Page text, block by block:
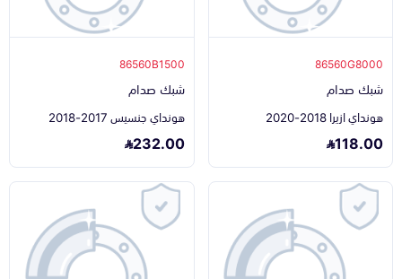
86560G8000
شبك صدام
هونداي ازيرا 2018-2020
118.00
86560B1500
شبك صدام
هونداي جنسيس 2017-2018
232.00